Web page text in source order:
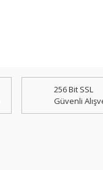
256 Bit SSL
Güvenli